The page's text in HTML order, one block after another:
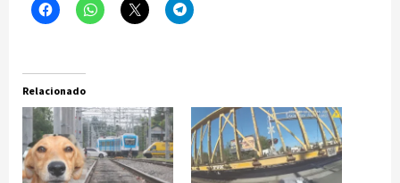
Relacionado